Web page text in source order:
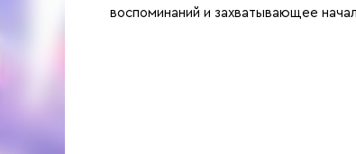
воспоминаний и захватывающее